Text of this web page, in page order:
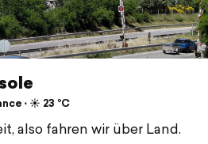
⋅ ☀️ 23 °C
also fahren wir über Land.